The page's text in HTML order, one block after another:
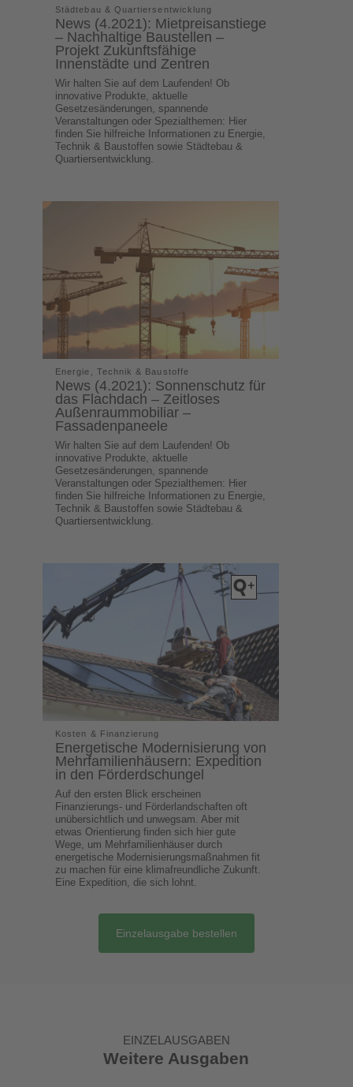
Städtebau & Quartiersentwicklung
News (4.2021): Mietpreisanstiege
– Nachhaltige Baustellen –
Projekt Zukunftsfähige
Innenstädte und Zentren
Wir halten Sie auf dem Laufenden! Ob
innovative Produkte, aktuelle
Gesetzesänderungen, spannende
Veranstaltungen oder Spezialthemen: Hier
finden Sie hilfreiche Informationen zu Energie,
Technik & Baustoffen sowie Städtebau &
Quartiersentwicklung.
Energie, Technik & Baustoffe
News (4.2021): Sonnenschutz für
das Flachdach – Zeitloses
Außenraummobiliar –
Fassadenpaneele
Wir halten Sie auf dem Laufenden! Ob
innovative Produkte, aktuelle
Gesetzesänderungen, spannende
Veranstaltungen oder Spezialthemen: Hier
finden Sie hilfreiche Informationen zu Energie,
Technik & Baustoffen sowie Städtebau &
Quartiersentwicklung.
Kosten & Finanzierung
Energetische Modernisierung von
Mehrfamilienhäusern: Expedition
in den Förderdschungel
Auf den ersten Blick erscheinen
Finanzierungs- und Förderlandschaften oft
unübersichtlich und unwegsam. Aber mit
etwas Orientierung finden sich hier gute
Wege, um Mehrfamilienhäuser durch
energetische Modernisierungsmaßnahmen fit
zu machen für eine klimafreundliche Zukunft.
Eine Expedition, die sich lohnt.
Einzelausgabe bestellen
EINZELAUSGABEN
Weitere Ausgaben